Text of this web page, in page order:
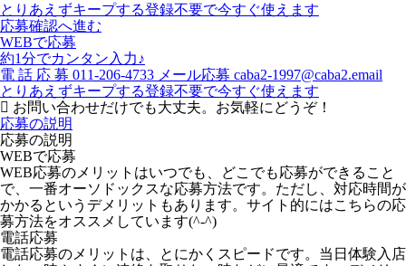
とりあえずキープする登録不要で今すぐ使えます
応募確認へ進む
WEBで応募
約1分でカンタン入力♪
電 話 応 募 011-206-4733 メール応募 caba2-1997@caba2.email
とりあえずキープする登録不要で今すぐ使えます
お問い合わせだけでも大丈夫。お気軽にどうぞ！
応募の説明
応募の説明
WEBで応募
WEB応募のメリットはいつでも、どこでも応募ができること
で、一番オーソドックスな応募方法です。ただし、対応時間が
かかるというデメリットもあります。サイト的にはこちらの応
募方法をオススメしています(^-^)
電話応募
電話応募のメリットは、とにかくスピードです。当日体験入店